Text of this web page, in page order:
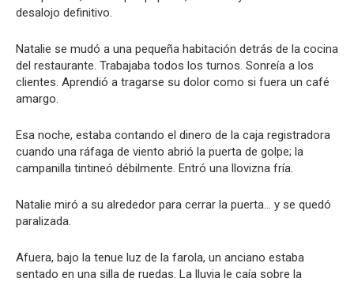
desalojo definitivo.
Natalie se mudó a una pequeña habitación detrás de la cocina
del restaurante. Trabajaba todos los turnos. Sonreía a los
clientes. Aprendió a tragarse su dolor como si fuera un café
amargo.
Esa noche, estaba contando el dinero de la caja registradora
cuando una ráfaga de viento abrió la puerta de golpe; la
campanilla tintineó débilmente. Entró una llovizna fría.
Natalie miró a su alrededor para cerrar la puerta… y se quedó
paralizada.
Afuera, bajo la tenue luz de la farola, un anciano estaba
sentado en una silla de ruedas. La lluvia le caía sobre la